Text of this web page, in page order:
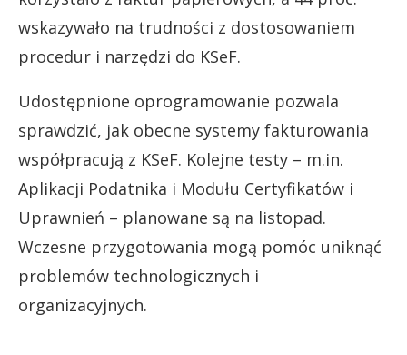
wskazywało na trudności z dostosowaniem
procedur i narzędzi do KSeF.
Udostępnione oprogramowanie pozwala
sprawdzić, jak obecne systemy fakturowania
współpracują z KSeF. Kolejne testy – m.in.
Aplikacji Podatnika i Modułu Certyfikatów i
Uprawnień – planowane są na listopad.
Wczesne przygotowania mogą pomóc uniknąć
problemów technologicznych i
organizacyjnych.